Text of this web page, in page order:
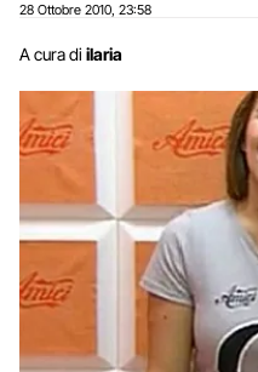
28 Ottobre 2010 23:58
A cura di ilaria